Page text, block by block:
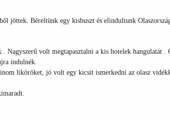
jöttek. Béreltünk egy kisbuszt és elindultunk
volt megtapasztalni a kis hotelek hangulatát .
indulnék.
liköröket, jó volt egy kicsit ismerkedni az olasz